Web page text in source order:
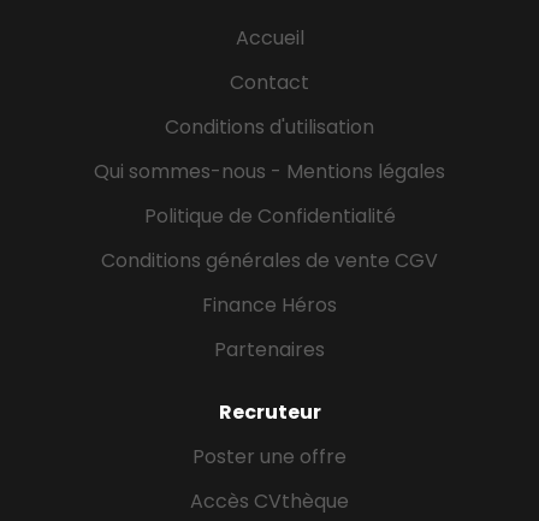
classe virtuelle) Sur les indications du Responsable
et...
processus de l'activité de façon rigoureuse, tout en
faisant preuve de curiosité et de prise d'initiative
Accueil
Contact
Conditions d'utilisation
Qui sommes-nous - Mentions légales
Politique de Confidentialité
Conditions générales de vente CGV
Finance Héros
Partenaires
Recruteur
Poster une offre
Accès CVthèque